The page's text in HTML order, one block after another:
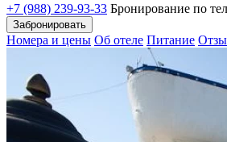
+7 (988) 239-93-33 Бронирование по
Забронировать
Номера и цены Об отеле Питание